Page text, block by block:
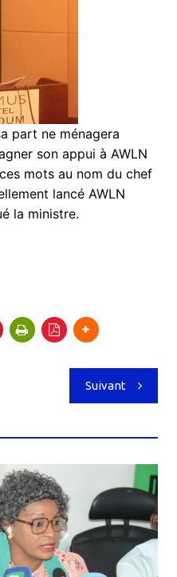
part ne ménagera
son appui à AWLN
mots au nom du chef
lancé AWLN
la ministre.
Suivant